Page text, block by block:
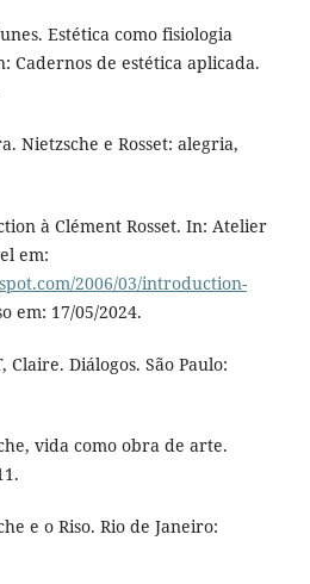
Estética como fisiologia
Cadernos de estética aplicada.
Nietzsche e Rosset: alegria,
à Clément Rosset. In: Atelier
em:
2006/03/introduction-
em: 17/05/2024.
Claire. Diálogos. São Paulo:
vida como obra de arte.
e o Riso. Rio de Janeiro: